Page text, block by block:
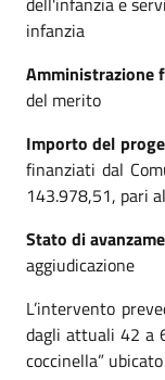
infanzia
Amministrazione
del merito
Importo del
finanziati dal
143.978,51, pari
Stato di
aggiudicazione
L’intervento
dagli attuali 42 a
coccinella”